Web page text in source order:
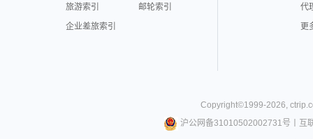
旅游索引
邮轮索引
企业差旅索引
代
更
Copyright©1999-2026,
沪公网备31010502002731号
互